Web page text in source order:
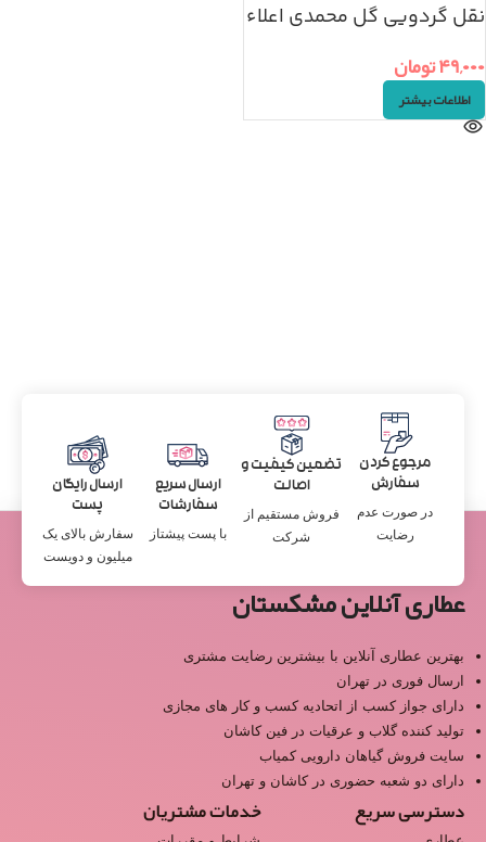
نقل گردویی گل محمدی اعلاء
۴۹,۰۰۰تومان
اطلاعات بیشتر
مرجوع کردن
سفارش
در صورت عدم
رضایت
تضمین کیفیت و
اصالت
فروش مستقیم از
شرکت
ارسال سریع
سفارشات
با پست پیشتاز
ارسال رایگان
پست
سفارش بالای یک
میلیون و دویست
عطاری آنلاین مشکستان
بهترین عطاری آنلاین با بیشترین رضایت مشتری
ارسال فوری در تهران
دارای جواز کسب از اتحادیه کسب و کار های مجازی
تولید کننده گلاب و عرقیات در فین کاشان
سایت فروش گیاهان دارویی کمیاب
دارای دو شعبه حضوری در کاشان و تهران
دسترسی سریع خدمات مشتریان